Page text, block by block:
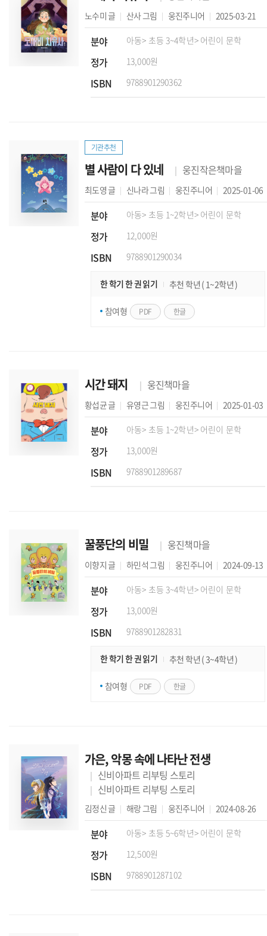
노수미 글 산사그림 웅진주니어 2025-03-21
분야 아동> 초등 3~4학년> 어린이 문학
정가 13,000원
ISBN 9788901290362
기관추천
별 사람이 다 있네 웅진작은책마을
최도영 글 신나라그림 웅진주니어 2025-01-06
분야 아동> 초등 1~2학년> 어린이 문학
정가 12,000원
ISBN 9788901290034
한 학기 한 권 읽기 추천 학년 ( 1~2학년 )
참여형 PDF 한글
시간 돼지 웅진책마을
황섭균글 유영근그림 웅진주니어 2025-01-03
분야 아동> 초등 1~2학년> 어린이 문학
정가 13,000원
ISBN 9788901289687
꿀풍단의 비밀 웅진책마을
이향지 글 하민석그림 웅진주니어 2024-09-13
분야 아동> 초등 3~4학년> 어린이 문학
정가 13,000원
ISBN 9788901282831
한 학기 한 권 읽기 추천 학년 ( 3~4학년 )
참여형 PDF 한글
가은, 악몽 속에 나타난 전생
신비아파트 리부팅 스토리
신비아파트 리부팅 스토리
김정신 글 해랑그림 웅진주니어 2024-08-26
분야 아동> 초등 5~6학년> 어린이 문학
정가 12,500원
ISBN 9788901287102